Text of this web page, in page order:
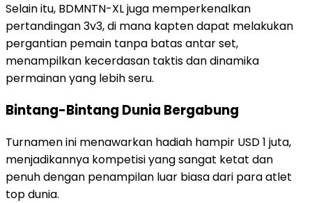
Selain itu, BDMNTN-XL juga memperkenalkan
pertandingan 3v3, di mana kapten dapat melakukan
pergantian pemain tanpa batas antar set,
menampilkan kecerdasan taktis dan dinamika
permainan yang lebih seru.
Bintang-Bintang Dunia Bergabung
Turnamen ini menawarkan hadiah hampir USD 1 juta,
menjadikannya kompetisi yang sangat ketat dan
penuh dengan penampilan luar biasa dari para atlet
top dunia.